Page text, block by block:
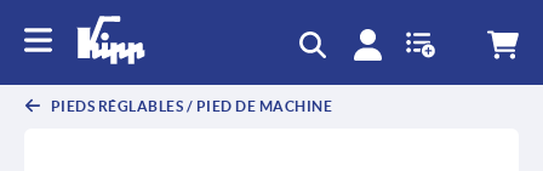
PIEDS RÉGLABLES / PIED DE MACHINE